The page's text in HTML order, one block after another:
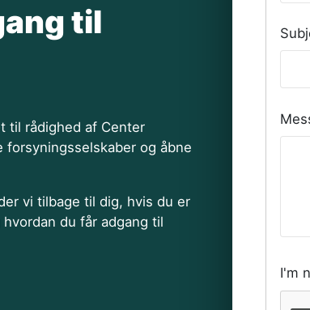
til
til rådighed af Center
og åbne
vi tilbage til dig, hvis du er
du får adgang til
I'm